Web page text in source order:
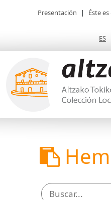
Presentación | Éste
ES